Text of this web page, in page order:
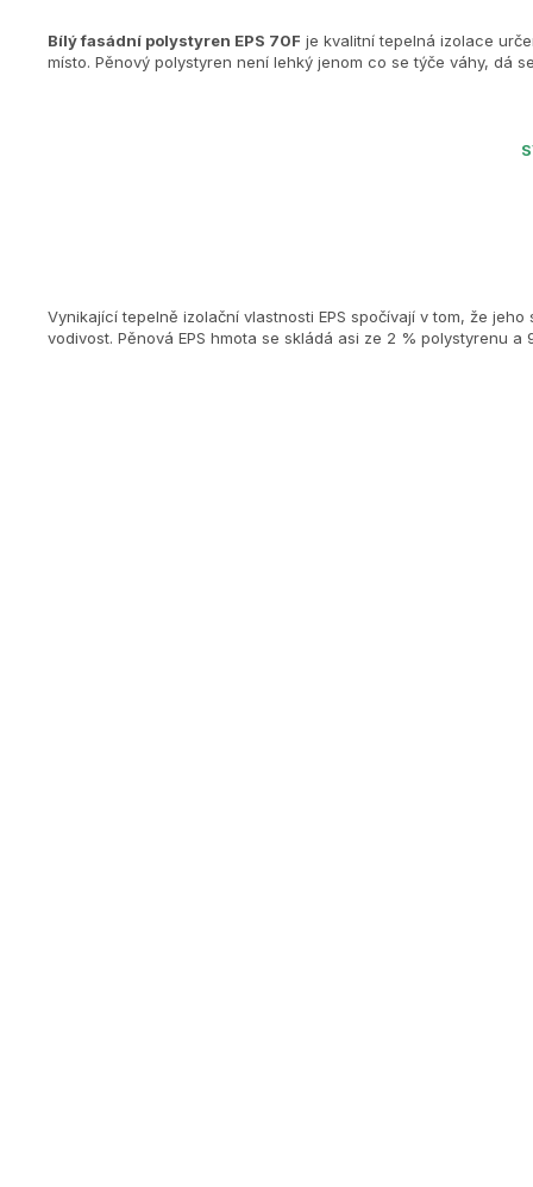
Bílý fasádní polystyren EPS 70F je kvalitní tepelná izolace
místo. Pěnový polystyren není lehký jenom co se týče váhy, dá
Vynikající tepelně izolační vlastnosti EPS spočívají v tom, že
vodivost. Pěnová EPS hmota se skládá asi ze 2 % polystyrenu